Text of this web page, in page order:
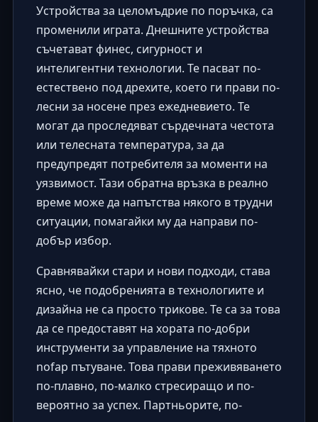
Устройства за целомъдрие по поръчка, са
променили играта. Днешните устройства
съчетават финес, сигурност и
интелигентни технологии. Те пасват по-
естествено под дрехите, което ги прави по-
лесни за носене през ежедневието. Те
могат да проследяват сърдечната честота
или телесната температура, за да
предупредят потребителя за моменти на
уязвимост. Тази обратна връзка в реално
време може да напътства някого в трудни
ситуации, помагайки му да направи по-
добър избор.
Сравнявайки стари и нови подходи, става
ясно, че подобренията в технологиите и
дизайна не са просто трикове. Те са за това
да се предоставят на хората по-добри
инструменти за управление на тяхното
nofap пътуване. Това прави преживяването
по-плавно, по-малко стресиращо и по-
вероятно за успех. Партньорите, по-